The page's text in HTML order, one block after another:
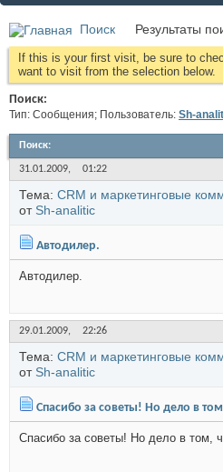
Поиск Результаты
If this is your first visit, be sure to
want to visit from the selection below.
Поиск:
Тип: Сообщения; Пользователь: Sh-
Поиск:
31.01.2009, 01:22
Тема: CRM и маркетинговые
от Sh-analitic
Автодилер.
Автодилер.
29.01.2009, 22:26
Тема: CRM и маркетинговые
от Sh-analitic
Спасибо за советы! Но дело в
Спасибо за советы! Но дело в том,